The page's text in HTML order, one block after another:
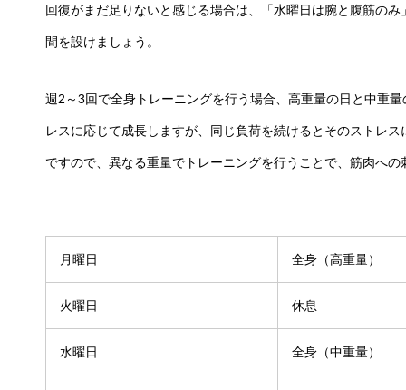
回復がまだ足りないと感じる場合は、「水曜日は腕と腹筋の
間を設けましょう。
週2～3回で全身トレーニングを行う場合、高重量の日と中重
レスに応じて成長しますが、同じ負荷を続けるとそのストレ
ですので、異なる重量でトレーニングを行うことで、筋肉へ
月曜日 全身（高重量）
火曜日 休息
水曜日 全身（中重量）